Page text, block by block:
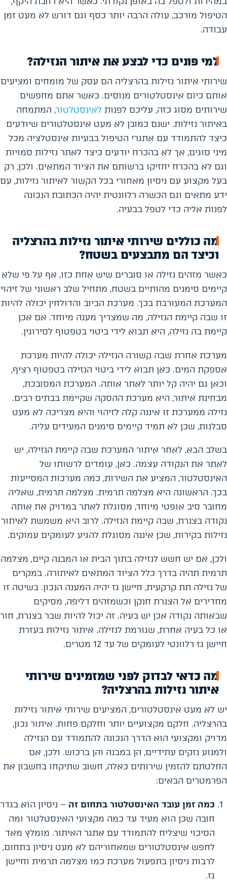
הטיפול מורכב, עולה הרבה יותר כסף וגם דורש לא מעט זמן
עבודה.
למי פונים כדי לבצע את איתור הנזילה?
שירותי איתור נזילות בהרצליה הם עסק של מומחים ומציעים
אותם כיום אינסטלטורים מנוסים. כאשר אתם מחפשים
שירותים מסוג כזה, עליכם לפנות לאינסטלטור, המתמחה
באיתור נזילות. ישנם כמובן לא מעט אינסטלטורים שיודעים
כיצד להתמודד עם אתגרי הטיפול בבעיות אינסטלציה מכל
מיני סוגים, אך לא בהכרח יודעים כיצד לאתר נזילות סמויות
וגם לא בהכרח יחזיקו ברשותם את הציוד המתאים. ולכן, רק
בעל מקצוע עם ניסיון מאחורי בכל הקשור לאיתור נזילות, עם
ידע מתאים וגם הכשרה רלוונטית יהיה הכתובת הנכונה
לפנות אליה כדי לטפל בבעיה.
מה כוללים שירותי איתור נזילות בהרצליה
וכיצד הם מתבצעים בשטח?
כאשר מזהים נזילה או סוברים שיש אחת כזו, אף על פי שלא
קיימים סימנים מהותיים בשטח, מתחיל שלב ראשוני של זיהוי
המערכת המעורבת בכך. מערכת הביוב והדולחין יכולה להיות
זו שבה קיימת הנזילה, מה שמצריך מענה מיוחד. אם אכן
קיימת בה נזילה, היא תבוא לידי ביטוי בטפטוף לסירוגין.
מערכת אחרת שבה קשורה הנזילה יכולה להיות מערכת
אספקת המים. כאן תבוא לידי ביטוי הנזילה בטפטוף רציף,
וכאן גם יהיה קל יותר לאתר אותה. המערכת המסובכת,
מבחינת איתור, היא מערכת ההסקה שקיימת בבתים רבים.
נזילה ממערכת זו איננה קלה לזיהוי והיא מצריכה לא מעט
סבלנות, שכן לא תמיד קיימים סימנים המעידים עליה.
בשלב הבא, לאחר איתור המערכת שבה קיימת הנזילה, יש
לאתר את הנקודה עצמה. כאן, עומדים לרשותו של
האינסטלטור, המציע את השירות, כמה מערכות המסייעות
בכך. הראשונה היא מצלמה תרמית. מצלמה תרמית, שאליה
מחובר סיב אופטי מיוחד, מסוגלת לאתר במדויק את אותה
נקודה בצנרת, שבה קיימת הנזילה. לרוב היא משמשת לאיתור
נזילות בקירות, שכן איננה מסוגלת להגיע לעומקים עמוקים.
ולכן, אם יש חשש לנזילה בתוך הבית או המבנה קיים, מצלמה
תרמית תהיה בדרך כלל הציוד המתאים לאיתורה. במקרים
של נזילה תת קרקעית, חיישן גז יהיה המענה הנכון. בשיטה זו
מחדירים אל הצנרת חנקן וכשמזהים דליפה, מסיקים
שבאותה נקודה אכן יש בעיה. זה יכול להיות שבר בצנרת, חור
או כל בעיה אחרת, שגורמת לנזילה. איתור נזילות בעזרת
חיישן גז רלוונטי לעומקים של עד 12 מטרים.
מה כדאי לבדוק לפני שמזמינים שירותי
איתור נזילות בהרצליה?
יש לא מעט אינסטלטורים, המציעים שירותי איתור נזילות
בהרצליה. חלקם מקצועיים יותר וחלקם פחות. איתור נכון,
מדויק ומקצועי הוא הדרך הנכונה להתמודד עם הנזילה
ולמנוע נזקים עתידיים, הן במבנה והן ברכוש. ולכן, אם
החלטתם להזמין שירותים כאלה, חשוב שתיקחו בחשבון את
הפרמטרים הבאים:
כמה זמן עובד האינסטלטור בתחום זה – ניסיון הוא בגדר
חובה שכן הוא מעיד עד כמה מקצועי האינסטלטור ומה
הסיכוי שיצליח להתמודד עם אתגר האיתור. מומלץ מאד
לחפש אינסטלטורים שמאחוריהם לא מעט ניסיון בתחום,
לרבות ניסיון בתפעול מערכת כמו מצלמה תרמית וחיישן
גז.